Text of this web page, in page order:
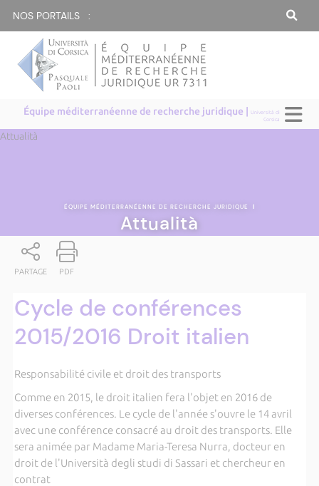
NOS PORTAILS :
Équipe méditerranéenne de recherche juridique |Università di
Corsica
Attualità
ÉQUIPE MÉDITERRANÉENNE DE RECHERCHE JURIDIQUE |
Attualità
PARTAGE PDF
Cycle de conférences
2015/2016 Droit italien
Responsabilité civile et droit des transports
Comme en 2015, le droit italien fera l'objet en 2016 de
diverses conférences. Le cycle de l'année s'ouvre le 14 avril
avec une conférence consacré au droit des transports. Elle
sera animée par Madame Maria-Teresa Nurra, docteur en
droit de l'Università degli studi di Sassari et chercheur en
contrat